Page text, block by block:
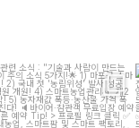
소식 : "기술과 사람이 만드는
새로운 농업"]
...